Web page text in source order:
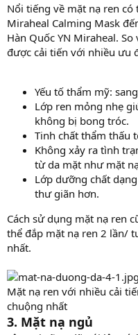
Nổi tiếng về mặt nạ ren có
Miraheal Calming Mask
Hàn Quốc YN Miraheal.
được cải tiến với nhiều ưu
Yếu tố thẩm mỹ:
Lớp ren mỏng nhẹ
không bị bong tróc.
Tinh chất thẩm thấu
Không xảy ra tình
từ da mặt như mặt
Lớp dưỡng chất
thư giãn hơn.
Cách sử dụng mặt nạ ren
thể đắp mặt nạ ren 2 lần/
nhất.
Mặt nạ ren với nhiều cải
chuộng nhất
3. Mặt nạ ngủ